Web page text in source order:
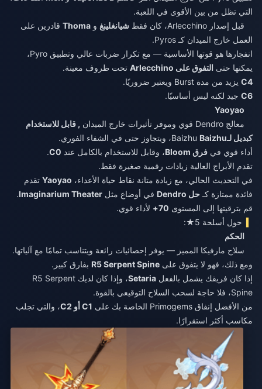
التي تظل من بين الأقوى في اللعبة.
قبل إصدار Arlecchino، كان فقط
شيانغلينغ و Thoma قادرين على
العمل خارج الميدان كـ Pyros.
انفجارها هو قوتها الأساسية — مع تكرار ضربات عالي وتطبيق Pyro،
يمكنها حتى التفوق على Arlecchino
تحت ظروف معينة.
C4 يزيد من مدة Burst ويعتبر ضروريًا.
C6 جيد لكنه ليس أساسيًا.
Yaoyao
معالج Dendro قوي وموفر تأثيرات خارج الميدان
, قابل للاستخدام
كبديل لـ
Baizhu Baizhu
، ويتجاوز حتى في الشفاء الفوري.
أداء قوي في فرق Bloom ، وقابل للاستخدام بالكامل عند C0
.
تقدم الأبراج العالية زيادات رقمية صغيرة فقط.
في التحديث الحالي، مع زيادة متانة نقاط حياة الأعداء، Yaoyao تقدم
فائدة ممتازة كـ حل Dendro في أوضاع مثل Imaginarium Theater
.
قم بترقيتها إلى المستوى 70+
لأداء قوي.
حول أسلحة 5★:
الحكم
سلاح مارفيكا المميز — يوفر إحصائيات رائعة ويتناسب تمامًا مع آلياتها.
ومع ذلك، فهو لا يتفوق على R5 Serpent Spine بفارق كبير.
إذا كان فريقك يشمل بالفعل Setaria
، وإذا كان لديك R5 Serpent
Spine، فلا حاجة لسحب السلاح التوقيعي بالقوة.
من الأفضل إنفاق Primogems الخاصة بك على
C1 أو C2
، والتي تجلب
مكاسب أكثر استقرارًا.